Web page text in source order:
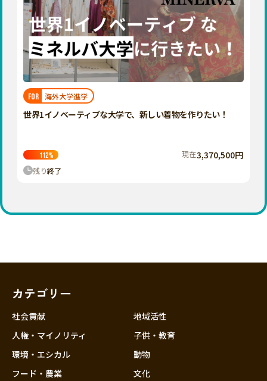
FOR 海外大学進学
世界1イノベーティブな大学で、新しい着物を作りたい！
112% 現在3,370,500円
残り終了
カテゴリー
社会貢献
人権・マイノリティ
環境・エシカル
フード・農業
地域活性
子供・教育
動物
文化